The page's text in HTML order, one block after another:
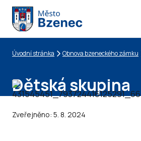
Drobečková navigace
Úvodní stránka Obnova bzeneckého zámku
Dětská skupina
Zveřejněno: 5. 8. 2024